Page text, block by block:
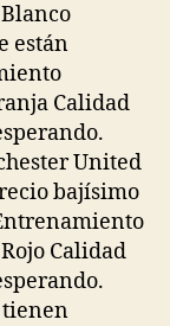
están
Calidad
United
bajísimo
Calidad
tienen